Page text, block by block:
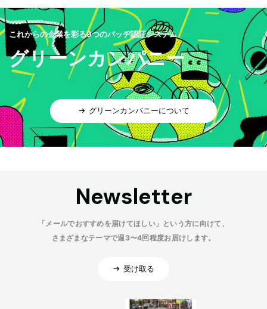
これからの企業を彩る9つのバッヂ認証システム
グリーンカンパニー
グリーンカンパニーについて
Newsletter
「メールでおすすめを届けてほしい」という方に向けて、
さまざまなテーマで週3〜4回程度お届けします。
受け取る